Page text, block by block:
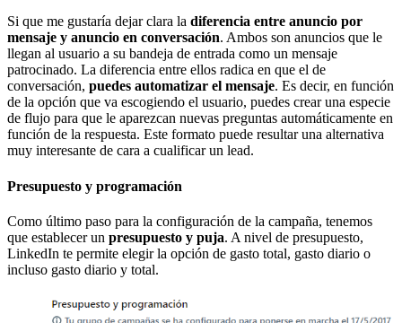
Si que me gustaría dejar clara la diferencia entre anuncio por
mensaje y anuncio en conversación. Ambos son anuncios que le
llegan al usuario a su bandeja de entrada como un mensaje
patrocinado. La diferencia entre ellos radica en que el de
conversación, puedes automatizar el mensaje. Es decir, en función
de la opción que va escogiendo el usuario, puedes crear una especie
de flujo para que le aparezcan nuevas preguntas automáticamente en
función de la respuesta. Este formato puede resultar una alternativa
muy interesante de cara a cualificar un lead.
Presupuesto y programación
Como último paso para la configuración de la campaña, tenemos
que establecer un presupuesto y puja. A nivel de presupuesto,
LinkedIn te permite elegir la opción de gasto total, gasto diario o
incluso gasto diario y total.